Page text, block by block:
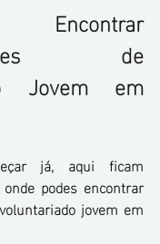
de
Jovem em
já, aqui ficam
podes encontrar
jovem em